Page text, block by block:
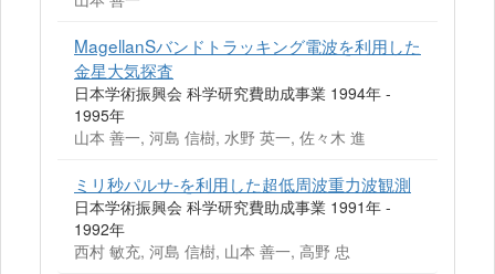
MagellanSバンドトラッキング電波を利用した
金星大気探査
日本学術振興会 科学研究費助成事業 1994年 -
1995年
山本 善一, 河島 信樹, 水野 英一, 佐々木 進
ミリ秒パルサ-を利用した超低周波重力波観測
日本学術振興会 科学研究費助成事業 1991年 -
1992年
西村 敏充, 河島 信樹, 山本 善一, 高野 忠